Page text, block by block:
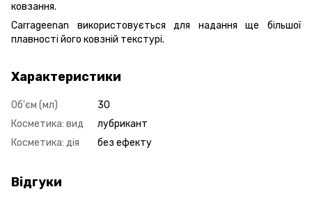
ковзання.
Carrageenan використовується для надання ще більшої
плавності його ковзній текстурі.
Характеристики
Об'єм (мл)
30
Косметика: вид
лубрикант
Косметика: дія
без ефекту
Відгуки